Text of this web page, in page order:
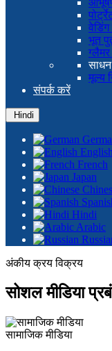
वेडिंग
भूत
साधन
मूल्य
संपर्क करें
Hindi
English
French
Japan
Hindi
Arabic
अंकीय क्रय विक्रय
सोशल मीडिया
सामाजिक मीडिया